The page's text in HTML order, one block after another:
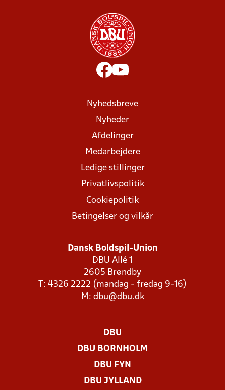
Nyhedsbreve
Nyheder
Afdelinger
Medarbejdere
Ledige stillinger
Privatlivspolitik
Cookiepolitik
Betingelser og vilkår
Dansk Boldspil-Union
DBU Allé 1
2605 Brøndby
T: 4326 2222 (mandag - fredag 9-16)
M: dbu@dbu.dk
DBU
DBU BORNHOLM
DBU FYN
DBU JYLLAND